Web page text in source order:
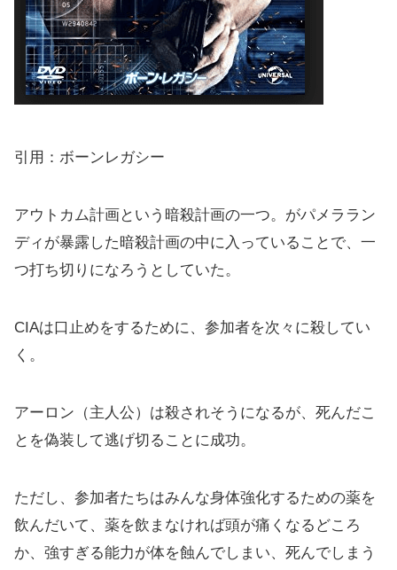
引用：ボーンレガシー
アウトカム計画という暗殺計画の一つ。がパメララン
ディが暴露した暗殺計画の中に入っていることで、一
つ打ち切りになろうとしていた。
CIAは口止めをするために、参加者を次々に殺してい
く。
アーロン（主人公）は殺されそうになるが、死んだこ
とを偽装して逃げ切ることに成功。
ただし、参加者たちはみんな身体強化するための薬を
飲んだいて、薬を飲まなければ頭が痛くなるどころ
か、強すぎる能力が体を蝕んでしまい、死んでしまう